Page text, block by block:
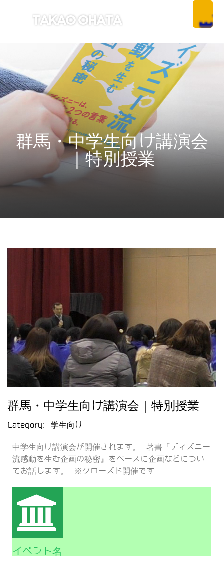
群馬・中学生向け講演会
｜特別授業
群馬・中学生向け講演会｜特別授業
Category: 学生向け
中学生向け講演会が開催されます。 著書『ディズニー
流感動を生む企画の秘密』をベースに企画などについ
てお話します。 ※クローズド開催です
イベント名